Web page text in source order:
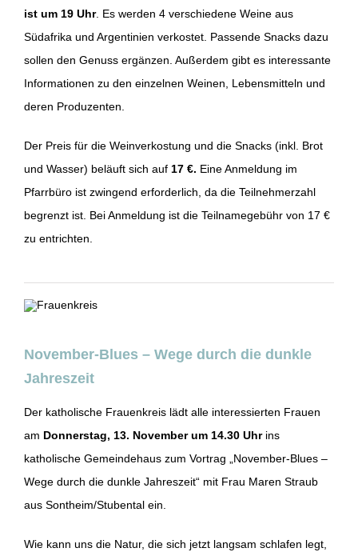
ist um 19 Uhr. Es werden 4 verschiedene Weine aus
Südafrika und Argentinien verkostet. Passende Snacks dazu
sollen den Genuss ergänzen. Außerdem gibt es interessante
Informationen zu den einzelnen Weinen, Lebensmitteln und
deren Produzenten.
Der Preis für die Weinverkostung und die Snacks (inkl. Brot
und Wasser) beläuft sich auf 17 €. Eine Anmeldung im
Pfarrbüro ist zwingend erforderlich, da die Teilnehmerzahl
begrenzt ist. Bei Anmeldung ist die Teilnamegebühr von 17 €
zu entrichten.
November-Blues – Wege durch die dunkle
Jahreszeit
Der katholische Frauenkreis lädt alle interessierten Frauen
am Donnerstag, 13. November um 14.30 Uhr ins
katholische Gemeindehaus zum Vortrag „November-Blues –
Wege durch die dunkle Jahreszeit“ mit Frau Maren Straub
aus Sontheim/Stubental ein.
Wie kann uns die Natur, die sich jetzt langsam schlafen legt,